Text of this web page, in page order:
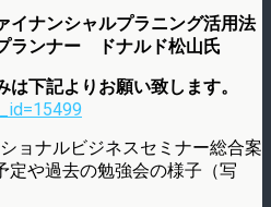
イナンシャルプラニング活用法
ランナー ドナルド松山氏
下記よりお願い致します。
ョナルビジネスセミナー総合案
定や過去の勉強会の様子（写